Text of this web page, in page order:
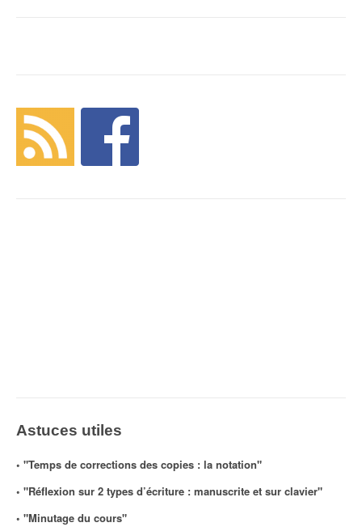
Astuces utiles
◦ "Temps de corrections des copies : la notation"
◦ "Réflexion sur 2 types d’écriture : manuscrite et sur clavier"
◦ "Minutage du cours"